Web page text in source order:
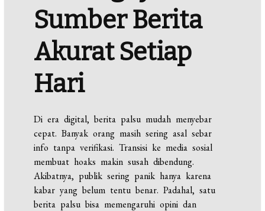
Sumber Berita
Akurat Setiap
Hari
Di era digital, berita palsu mudah menyebar
cepat. Banyak orang masih sering asal sebar
info tanpa verifikasi. Transisi ke media sosial
membuat hoaks makin susah dibendung.
Akibatnya, publik sering panik hanya karena
kabar yang belum tentu benar. Padahal, satu
berita palsu bisa memengaruhi opini dan